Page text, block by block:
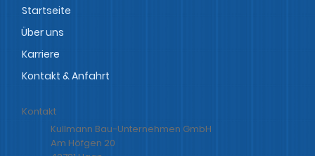
Startseite
Über uns
Karriere
Kontakt
Kullmann Bau-Unternehmen GmbH
Am Höfgen 20